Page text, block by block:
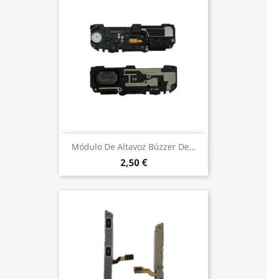
Módulo De Altavoz Búzzer De...
2,50 €